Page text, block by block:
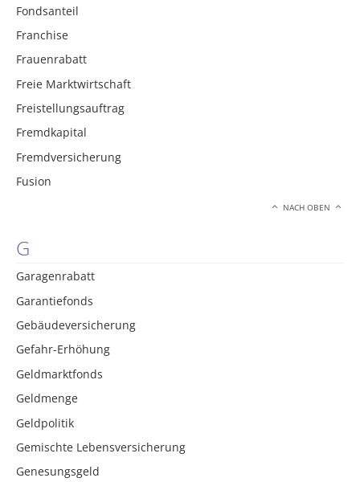
Fondsanteil
Franchise
Frauenrabatt
Freie Marktwirtschaft
Freistellungsauftrag
Fremdkapital
Fremdversicherung
Fusion
NACH OBEN
G
Garagenrabatt
Garantiefonds
Gebäudeversicherung
Gefahr-Erhöhung
Geldmarktfonds
Geldmenge
Geldpolitik
Gemischte Lebensversicherung
Genesungsgeld